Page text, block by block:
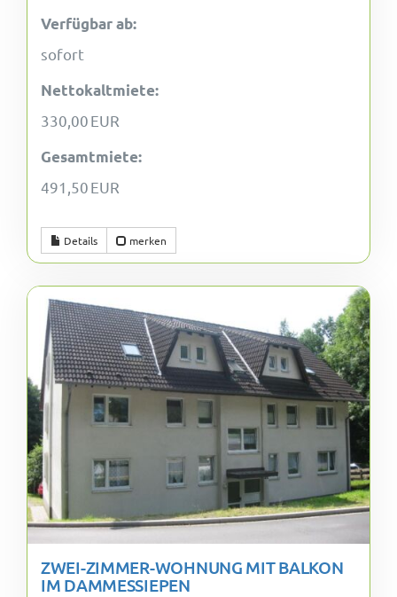
Verfügbar ab:
sofort
Nettokaltmiete:
330,00 EUR
Gesamtmiete:
491,50 EUR
Details merken
ZWEI-ZIMMER-WOHNUNG MIT BALKON
IM DAMMESSIEPEN